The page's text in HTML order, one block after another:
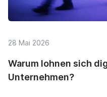
28 Mai 2026
Warum lohnen sich
Unternehmen?